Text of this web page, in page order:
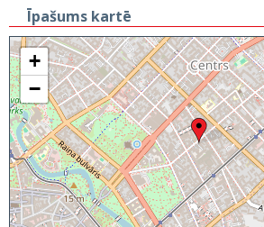
Īpašums kartē
+
−